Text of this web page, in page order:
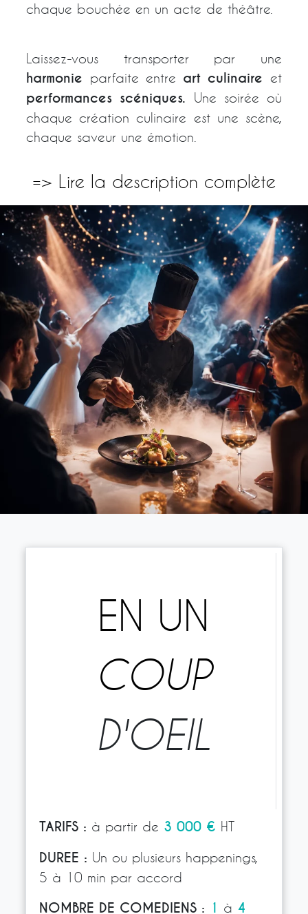
chaque bouchée en un acte de théâtre.
Laissez-vous transporter par une
harmonie parfaite entre art culinaire et
performances scéniques. Une soirée où
chaque création culinaire est une scène,
chaque saveur une émotion.
=> Lire la description complète
EN UN
COUP
D'OEIL
TARIFS : à partir de 3 000 € HT
DUREE : Un ou plusieurs happenings,
5 à 10 min par accord
NOMBRE DE COMEDIENS : 1 à 4